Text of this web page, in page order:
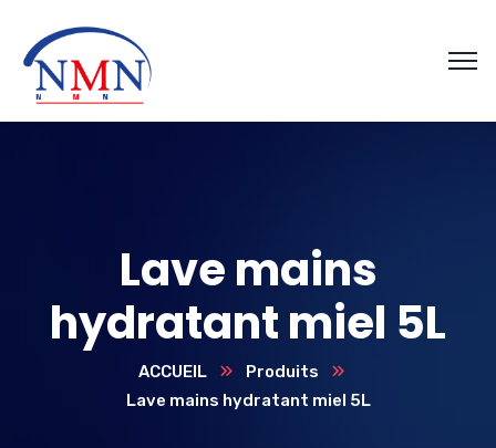
Lave mains
hydratant miel 5L
ACCUEIL
Produits
Lave mains hydratant miel 5L